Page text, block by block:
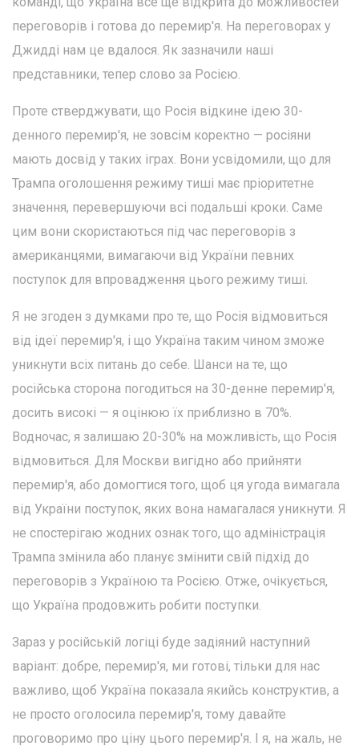
переговорів і готова до перемир'я. На переговорах у
Джидді нам це вдалося. Як зазначили наші
представники, тепер слово за Росією.
Проте стверджувати, що Росія відкине ідею 30-
денного перемир'я, не зовсім коректно — росіяни
мають досвід у таких іграх. Вони усвідомили, що для
Трампа оголошення режиму тиші має пріоритетне
значення, перевершуючи всі подальші кроки. Саме
цим вони скористаються під час переговорів з
американцями, вимагаючи від України певних
поступок для впровадження цього режиму тиші.
Я не згоден з думками про те, що Росія відмовиться
від ідеї перемир'я, і що Україна таким чином зможе
уникнути всіх питань до себе. Шанси на те, що
російська сторона погодиться на 30-денне перемир'я,
досить високі — я оцінюю їх приблизно в 70%.
Водночас, я залишаю 20-30% на можливість, що Росія
відмовиться. Для Москви вигідно або прийняти
перемир'я, або домогтися того, щоб ця угода вимагала
від України поступок, яких вона намагалася уникнути. Я
не спостерігаю жодних ознак того, що адміністрація
Трампа змінила або планує змінити свій підхід до
переговорів з Україною та Росією. Отже, очікується,
що Україна продовжить робити поступки.
Зараз у російській логіці буде задіяний наступний
варіант: добре, перемир'я, ми готові, тільки для нас
важливо, щоб Україна показала якийсь конструктив, а
не просто оголосила перемир'я, тому давайте
проговоримо про ціну цього перемир'я. І я, на жаль, не